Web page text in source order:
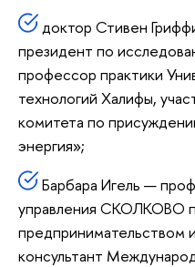
доктор Стивен
президент по
профессор практики
технологий Халифы,
комитета по
энергия»;
Барбара Игель —
управления СКОЛКОВО
предпринимательством
консультант